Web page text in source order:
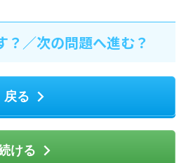
？／次の問題へ進む？
戻る
ける